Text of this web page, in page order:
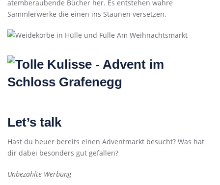
atemberaubende Bücher her. Es entstehen wahre
Sammlerwerke die einen ins Staunen versetzen.
Let’s talk
Hast du heuer bereits einen Adventmarkt besucht? Was hat
dir dabei besonders gut gefallen?
Unbezahlte Werbung